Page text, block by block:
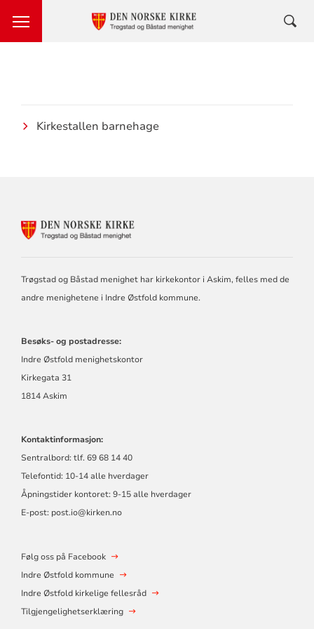
Kirkestallen barnehage
KIRKE
TRØGSTAD
Trøgstad og Båstad menighet har kirkekontor i Askim, felles med de
andre menighetene i Indre Østfold kommune.
Besøks- og postadresse:
Indre Østfold menighetskontor
Kirkegata 31
1814 Askim
Kontaktinformasjon:
Sentralbord: tlf. 69 68 14 40
Telefontid: 10-14 alle hverdager
Åpningstider kontoret: 9-15 alle hverdager
E-post: post.io@kirken.no
Følg oss på Facebook
Indre Østfold kommune
Indre Østfold kirkelige fellesråd
Tilgjengelighetserklæring